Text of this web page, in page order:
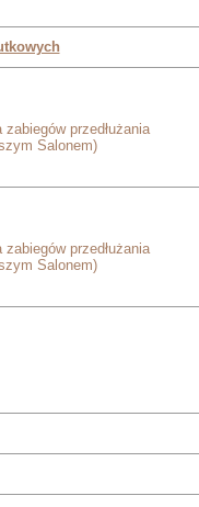
przedłużania
Salonem)
przedłużania
Salonem)